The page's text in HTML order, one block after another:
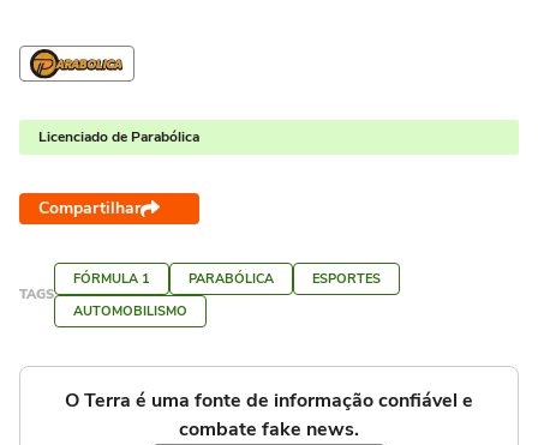
Licenciado de Parabólica
Compartilhar
TAGS
FÓRMULA 1 PARABÓLICA
ESPORTES
AUTOMOBILISMO
O Terra é uma fonte de informação confiável e
combate fake news.